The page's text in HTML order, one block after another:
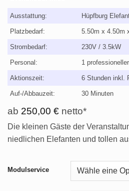
Ausstattung: Hüpfburg
Platzbedarf: 5.50m x 4.50m
Strombedarf: 230V / 3.5kW
Personal: 1
Aktionszeit: 6 Stunden inkl.
Auf-/Abbauzeit: 30 Minuten
ab 250,00 € netto*
Die kleinen Gäste der
niedlichen Elefanten und tollen
Modulservice